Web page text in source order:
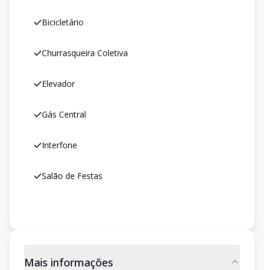
Bicicletário
Churrasqueira Coletiva
Elevador
Gás Central
Interfone
Salão de Festas
Mais informações